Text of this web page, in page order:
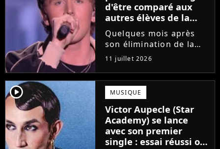
d'être comparé aux
autres élèves de la
Star Academy
Quelques mois après
son élimination de la
Star Academy, Bastiaan
tente de lancer sa
carrière dans la
musique. Et pour ça, le
chanteur a récemment
dévoilé "Château", son
premier single....
11 juillet 2026
player2 MUSIQUE
Victor Aupecle (Star
Academy) se lance
avec son premier
single : essai réussi ou